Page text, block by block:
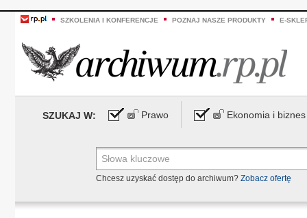
SZKOLENIA I KONFERENCJE POZNAJ NASZE PRODUKTY E-
SZUKAJ W: Prawo Ekonomia i biznes
Chcesz uzyskać dostęp do archiwum? Zobacz ofertę